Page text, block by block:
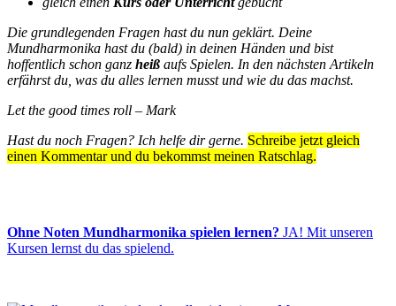
Die grundlegenden Fragen hast du nun geklärt. Deine
Mundharmonika hast du (bald) in deinen Händen und bist
hoffentlich schon ganz heiß aufs Spielen. In den nächsten Artikeln
erfährst du, was du alles lernen musst und wie du das machst.
Let the good times roll – Mark
Hast du noch Fragen? Ich helfe dir gerne. Schreibe jetzt gleich
einen Kommentar und du bekommst meinen Ratschlag.
Ohne Noten Mundharmonika spielen lernen? JA! Mit unseren
Kursen lernst du das spielend.